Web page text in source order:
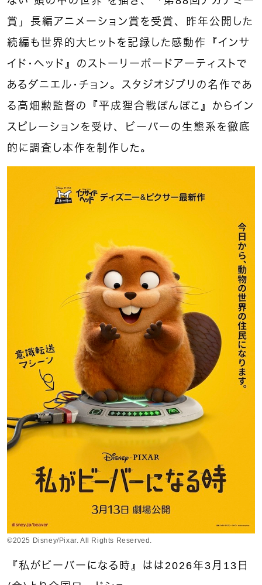
賞」長編アニメーション賞を受賞、昨年公開した
続編も世界的大ヒットを記録した感動作『インサ
イド・ヘッド』のストーリーボードアーティストで
あるダニエル・チョン。スタジオジブリの名作であ
る高畑勲監督の『平成狸合戦ぽんぽこ』からイン
スピレーションを受け、ビーバーの生態系を徹底
的に調査し本作を制作した。
©︎2025 Disney/Pixar. All Rights Reserved.
『私がビーバーになる時』はは2026年3月13日